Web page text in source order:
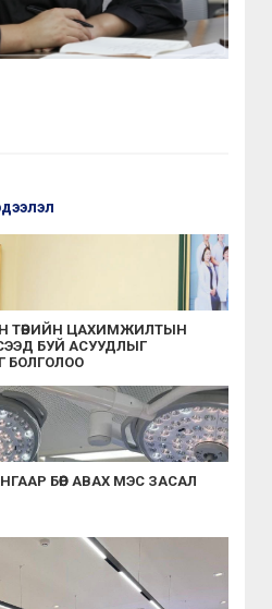
ТӨВИЙН ЦАХИМЖИЛТЫН
БУЙ АСУУДЛЫГ
БОЛГОЛОО
БӨӨР АВАХ МЭС ЗАСАЛ